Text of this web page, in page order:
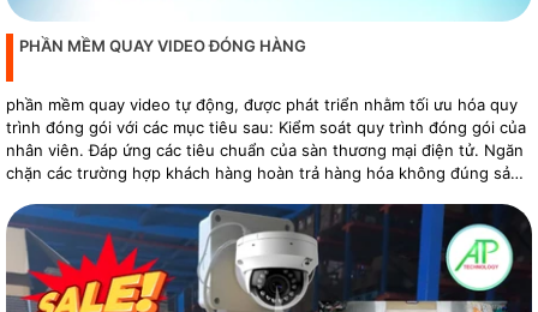
PHẦN MỀM QUAY VIDEO ĐÓNG HÀNG
phần mềm quay video tự động, được phát triển nhằm tối ưu hóa quy
trình đóng gói với các mục tiêu sau: Kiểm soát quy trình đóng gói của
nhân viên. Đáp ứng các tiêu chuẩn của sàn thương mại điện tử. Ngăn
chặn các trường hợp khách hàng hoàn trả hàng hóa không đúng sản